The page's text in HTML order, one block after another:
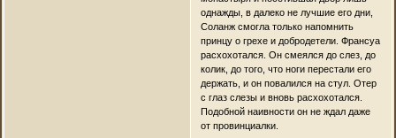
однажды, в далеко не лучшие его дни,
Соланж смогла только напомнить
принцу о грехе и добродетели. Франсуа
расхохотался. Он смеялся до слез, до
колик, до того, что ноги перестали его
держать, и он повалился на стул. Отер
с глаз слезы и вновь расхохотался.
Подобной наивности он не ждал даже
от провинциалки.